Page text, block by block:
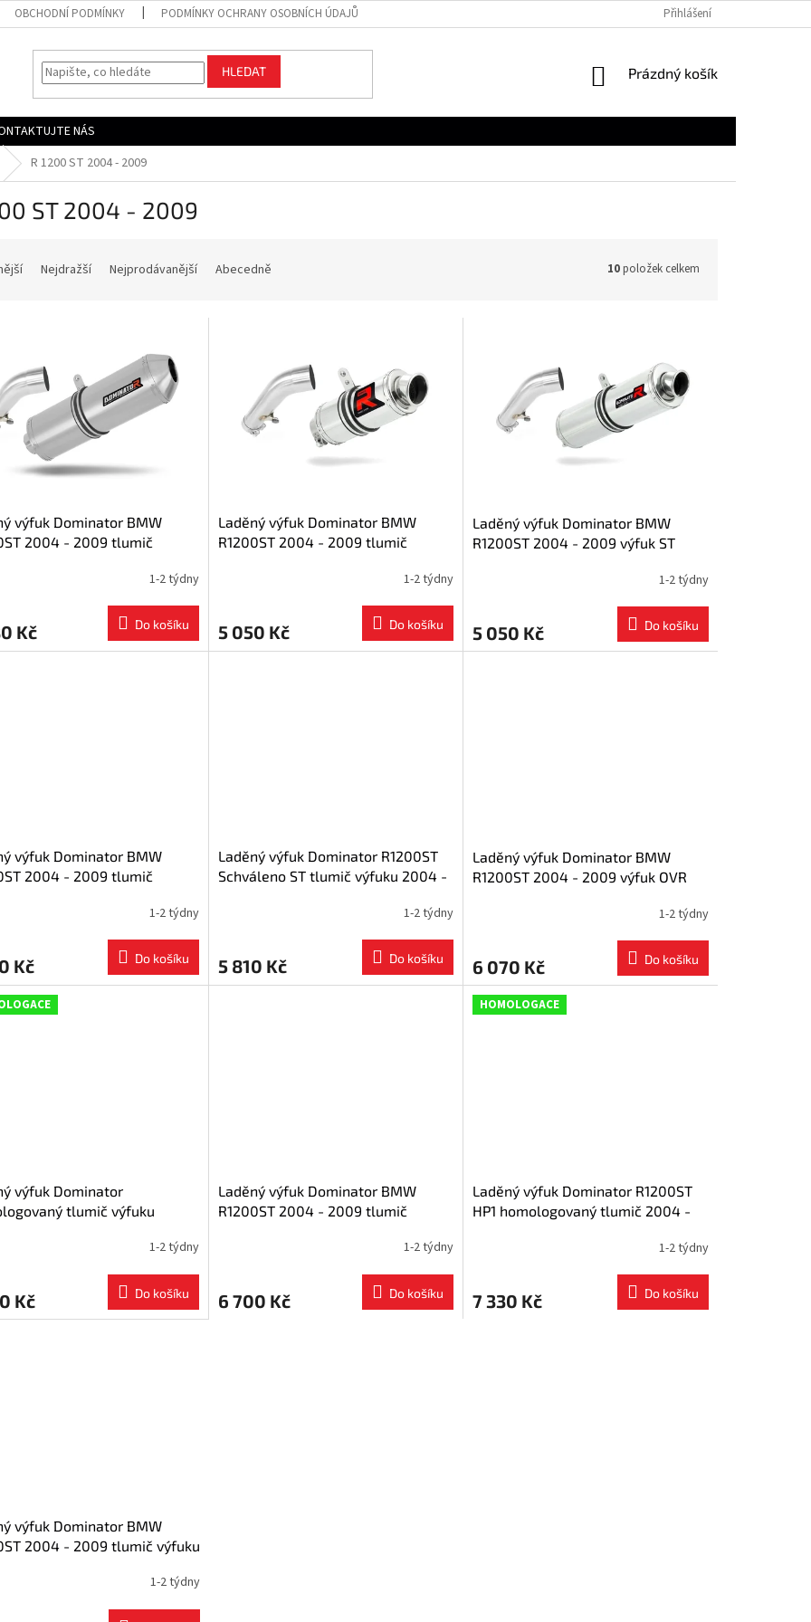
OBCHODNÍ PODMÍNKY PODMÍNKY OCHRANY OSOBNÍCH ÚDAJŮ Přihlášení
HLEDAT
NÁKUPNÍ
Prázdný košík
NÁS
R 1200 ST 2004 - 2009
ST 2004 - 2009
Nejdražší Nejprodávanější Abecedně 10položek celkem
výfuk Dominator BMW
2004 - 2009 tlumič
1-2 týdny
Kč Do košíku
Laděný výfuk Dominator BMW
R1200ST 2004 - 2009 tlumič
1-2 týdny
5 050 Kč Do košíku
Laděný výfuk Dominator BMW
R1200ST 2004 - 2009 výfuk ST
1-2 týdny
5 050 Kč Do košíku
výfuk Dominator BMW
2004 - 2009 tlumič
1-2 týdny
Kč Do košíku
Laděný výfuk Dominator R1200ST
Schváleno ST tlumič výfuku 2004 -
1-2 týdny
5 810 Kč Do košíku
Laděný výfuk Dominator BMW
R1200ST 2004 - 2009 výfuk OVR
1-2 týdny
6 070 Kč Do košíku
výfuk Dominator
tlumič výfuku
1-2 týdny
Kč Do košíku
Laděný výfuk Dominator BMW
R1200ST 2004 - 2009 tlumič
1-2 týdny
6 700 Kč Do košíku
HOMOLOGACE
Laděný výfuk Dominator R1200ST
HP1 homologovaný tlumič 2004 -
1-2 týdny
7 330 Kč Do košíku
výfuk Dominator BMW
2004 - 2009 tlumič výfuku
1-2 týdny